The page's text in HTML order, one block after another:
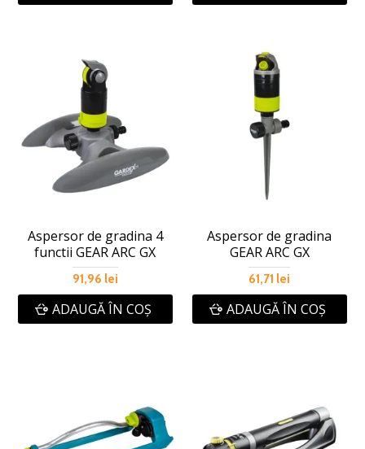
Aspersor de gradina 4
functii GEAR ARC GX
91,96 lei
ADAUGĂ ÎN COŞ
Aspersor de gradina
GEAR ARC GX
61,71 lei
ADAUGĂ ÎN COŞ